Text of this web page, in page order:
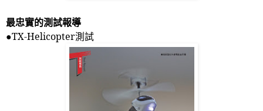
最忠實的測試報導
●TX-Helicopter測試